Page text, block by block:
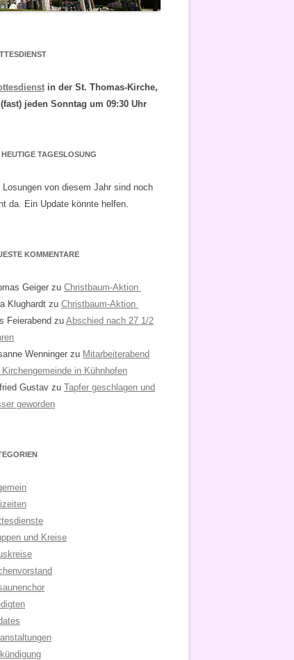
in der St. Thomas-Kirche,
(fast) jeden Sonntag um 09:30 Uhr
HEUTIGE TAGESLOSUNG
Losungen von diesem Jahr sind noch
da. Ein Update könnte helfen.
KOMMENTARE
Geiger zu Christbaum-Aktion
Klughardt zu Christbaum-Aktion
Feierabend zu Abschied nach 27 1/2
Wenninger zu Mitarbeiterabend
Kirchengemeinde in Kühnhofen
Gustav zu Tapfer geschlagen und
geworden
und Kreise